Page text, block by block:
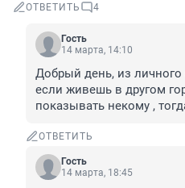
ОТВЕТИТЬ 4
Гость
14 марта, 14:10
Добрый день, из
если живешь в другом
показывать некому ,
ОТВЕТИТЬ
Гость
14 марта, 18:45